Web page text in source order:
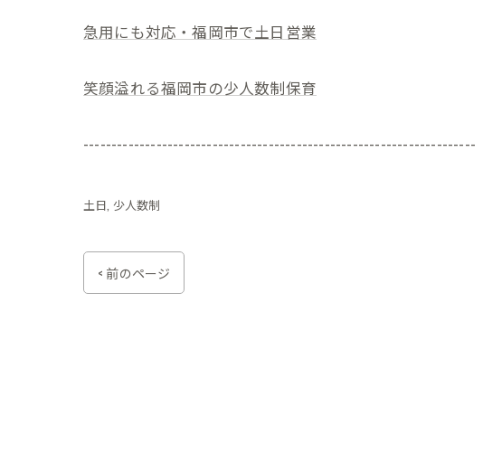
急用にも対応・福岡市で土日営業
笑顔溢れる福岡市の少人数制保育
----------------------------------------------------------------------
土日 少人数制
< 前のページ